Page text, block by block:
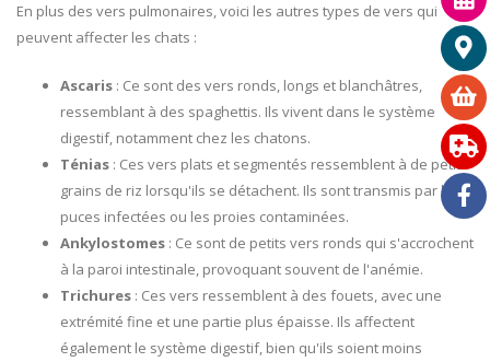
En plus des vers pulmonaires, voici les autres types de vers qui
peuvent affecter les chats :
Ascaris : Ce sont des vers ronds, longs et blanchâtres,
ressemblant à des spaghettis. Ils vivent dans le système
digestif, notamment chez les chatons.
Ténias : Ces vers plats et segmentés ressemblent à de petits
grains de riz lorsqu'ils se détachent. Ils sont transmis par les
puces infectées ou les proies contaminées.
Ankylostomes : Ce sont de petits vers ronds qui s'accrochent
à la paroi intestinale, provoquant souvent de l'anémie.
Trichures : Ces vers ressemblent à des fouets, avec une
extrémité fine et une partie plus épaisse. Ils affectent
également le système digestif, bien qu'ils soient moins